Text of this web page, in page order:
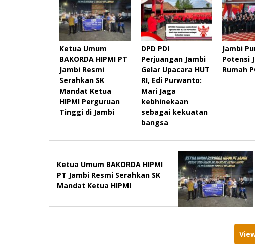
Ketua Umum
BAKORDA HIPMI PT
Jambi Resmi
Serahkan SK
Mandat Ketua
HIPMI Perguruan
Tinggi di Jambi
DPD PDI
Perjuangan Jambi
Gelar Upacara HUT
RI, Edi Purwanto:
Mari Jaga
kebhinekaan
sebagai kekuatan
bangsa
Jambi
Potensi
Rumah
Ketua Umum BAKORDA HIPMI
PT Jambi Resmi Serahkan SK
Mandat Ketua HIPMI